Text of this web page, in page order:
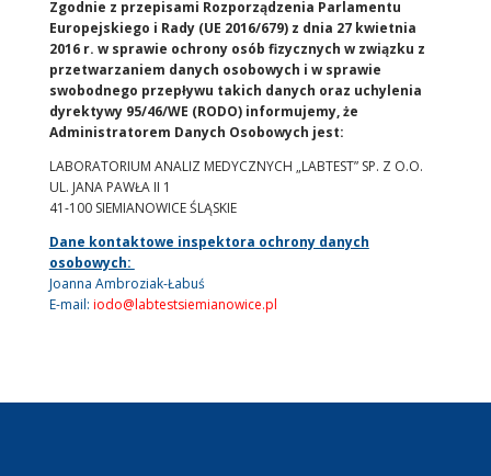
Zgodnie z przepisami Rozporządzenia Parlamentu
Europejskiego i Rady (UE 2016/679) z dnia 27 kwietnia
2016 r. w sprawie ochrony osób fizycznych w związku z
przetwarzaniem danych osobowych i w sprawie
swobodnego przepływu takich danych oraz uchylenia
dyrektywy 95/46/WE (RODO) informujemy, że
Administratorem Danych Osobowych jest:
LABORATORIUM ANALIZ MEDYCZNYCH „LABTEST” SP. Z O.O.
UL. JANA PAWŁA II 1
41-100 SIEMIANOWICE ŚLĄSKIE
Dane kontaktowe inspektora ochrony danych
osobowych:
Joanna Ambroziak-Łabuś
E-mail: iodo@labtestsiemianowice.pl